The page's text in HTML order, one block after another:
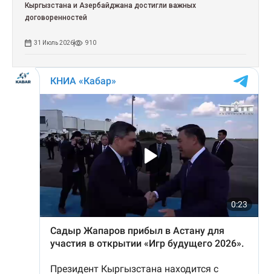
Кыргызстана и Азербайджана достигли важных
договоренностей
31 Июль 2026 910